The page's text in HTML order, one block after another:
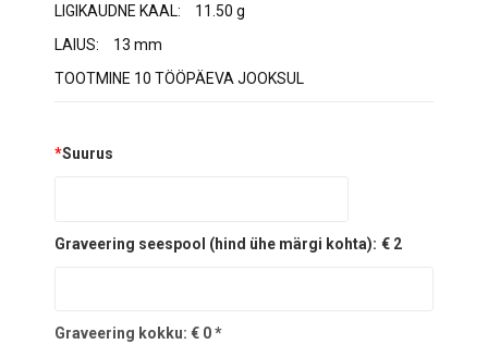
LIGIKAUDNE KAAL:
11.50 g
LAIUS:
13 mm
TOOTMINE 10 TÖÖPÄEVA JOOKSUL
*Suurus
Graveering seespool (hind ühe märgi kohta): € 2
Graveering kokku: € 0*